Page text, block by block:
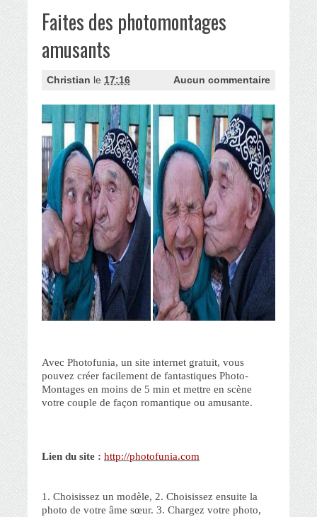
Faites des photomontages
amusants
Christian le 17:16 Aucun commentaire
Avec Photofunia, un site internet gratuit, vous
pouvez créer facilement de fantastiques Photo-
Montages en moins de 5 min et mettre en scène
votre couple de façon romantique ou amusante.
Lien du site : http://photofunia.com
1. Choisissez un modèle, 2. Choisissez ensuite la
photo de votre âme sœur. 3. Chargez votre photo,